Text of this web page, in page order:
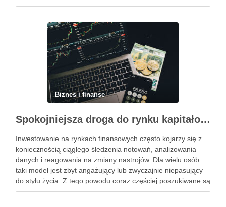
higieny w zakładzie. Jak dobrać odpowiedni system
Powiązane wpisy: Jak …
Biznes i finanse
Spokojniejsza droga do rynku kapitałowego bez presji codziennych decyzji
Inwestowanie na rynkach finansowych często kojarzy się z
koniecznością ciągłego śledzenia notowań, analizowania
danych i reagowania na zmiany nastrojów. Dla wielu osób
taki model jest zbyt angażujący lub zwyczajnie niepasujący
do stylu życia. Z tego powodu coraz częściej poszukiwane są
rozwiązania, które pozwalają uczestniczyć w rynku w sposób